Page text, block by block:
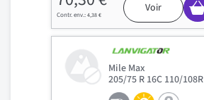
4,38 €
Voir
Mile Max
205/75 R 16C 110/108R